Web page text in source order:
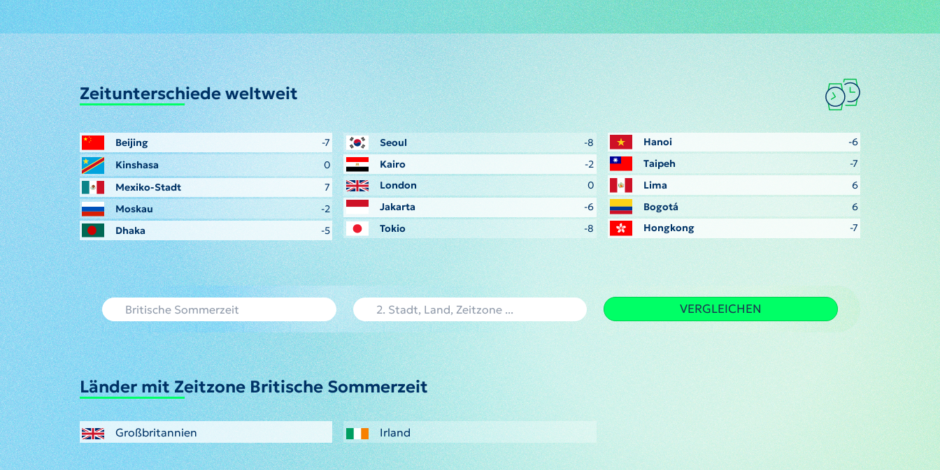
Zeitunterschiede weltweit
Beijing
-7
Kinshasa
0
Mexiko-Stadt
7
Moskau
-2
Dhaka
-5
Seoul
-8
Kairo
-2
London
0
Jakarta
-6
Tokio
-8
Hanoi
-6
Taipeh
-7
Lima
6
Bogotá
6
Hongkong
-7
VERGLEICHEN
Länder mit Zeitzone Britische Sommerzeit
Großbritannien Irland